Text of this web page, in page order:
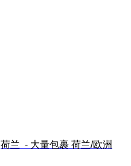
荷兰  - 大量包裹 荷兰/欧洲